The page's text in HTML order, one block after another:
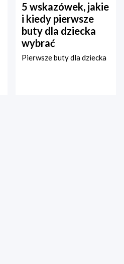
5 wskazówek, jakie
i kiedy pierwsze
buty dla dziecka
wybrać
Pierwsze buty dla dziecka